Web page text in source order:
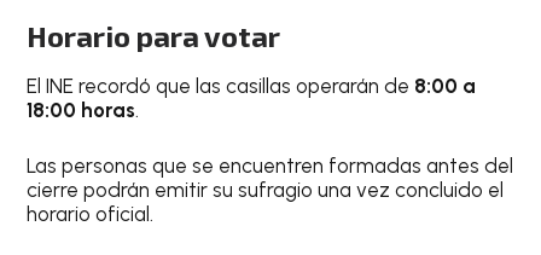
Horario para votar
El INE recordó que las casillas operarán de 8:00 a
18:00 horas.
Las personas que se encuentren formadas antes del
cierre podrán emitir su sufragio una vez concluido el
horario oficial.